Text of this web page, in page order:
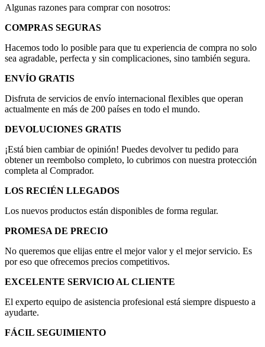
Algunas razones para comprar con nosotros:
COMPRAS SEGURAS
Hacemos todo lo posible para que tu experiencia de compra no solo
sea agradable, perfecta y sin complicaciones, sino también segura.
ENVÍO GRATIS
Disfruta de servicios de envío internacional flexibles que operan
actualmente en más de 200 países en todo el mundo.
DEVOLUCIONES GRATIS
¡Está bien cambiar de opinión! Puedes devolver tu pedido para
obtener un reembolso completo, lo cubrimos con nuestra protección
completa al Comprador.
LOS RECIÉN LLEGADOS
Los nuevos productos están disponibles de forma regular.
PROMESA DE PRECIO
No queremos que elijas entre el mejor valor y el mejor servicio. Es
por eso que ofrecemos precios competitivos.
EXCELENTE SERVICIO AL CLIENTE
El experto equipo de asistencia profesional está siempre dispuesto a
ayudarte.
FÁCIL SEGUIMIENTO